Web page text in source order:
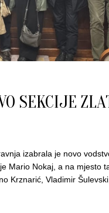
SEKCIJE
izabrala je novo
Mario Nokaj, a na mjesto
Krznarić, Vladimir